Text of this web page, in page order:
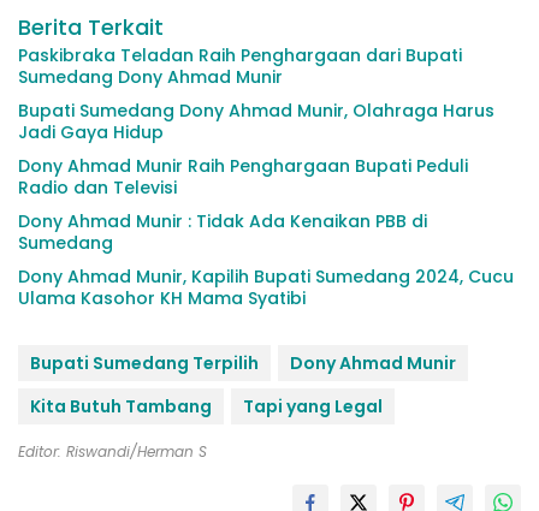
Berita Terkait
Paskibraka Teladan Raih Penghargaan dari Bupati
Sumedang Dony Ahmad Munir
Bupati Sumedang Dony Ahmad Munir, Olahraga Harus
Jadi Gaya Hidup
Dony Ahmad Munir Raih Penghargaan Bupati Peduli
Radio dan Televisi
Dony Ahmad Munir : Tidak Ada Kenaikan PBB di
Sumedang
Dony Ahmad Munir, Kapilih Bupati Sumedang 2024, Cucu
Ulama Kasohor KH Mama Syatibi
Bupati Sumedang Terpilih
Dony Ahmad Munir
Kita Butuh Tambang
Tapi yang Legal
Editor: Riswandi/Herman S